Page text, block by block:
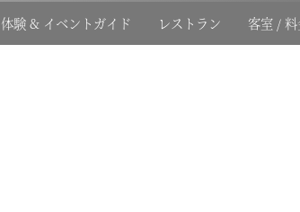
体験 & イベントガイド レストラン 客室 /